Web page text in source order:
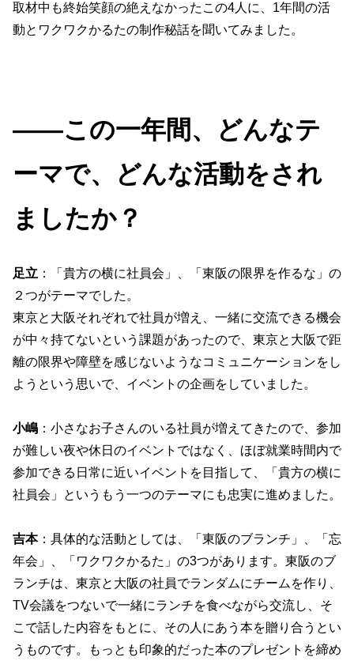
取材中も終始笑顔の絶えなかったこの4人に、1年間の活
動とワクワクかるたの制作秘話を聞いてみました。
――この一年間、どんなテ
ーマで、どんな活動をされ
ましたか？
足立 ：「貴方の横に社員会」、「東阪の限界を作るな」の
２つがテーマでした。
東京と大阪それぞれで社員が増え、一緒に交流できる機会
が中々持てないという課題があったので、東京と大阪で距
離の限界や障壁を感じないようなコミュニケーションをし
ようという思いで、イベントの企画をしていました。
小嶋 ：小さなお子さんのいる社員が増えてきたので、参加
が難しい夜や休日のイベントではなく、ほぼ就業時間内で
参加できる日常に近いイベントを目指して、「貴方の横に
社員会」というもう一つのテーマにも忠実に進めました。
吉本：具体的な活動としては、「東阪のブランチ」、「忘
年会」、「ワクワクかるた」の3つがあります。東阪のブ
ランチは、東京と大阪の社員でランダムにチームを作り、
TV会議をつないで一緒にランチを食べながら交流し、そ
こで話した内容をもとに、その人にあう本を贈り合うとい
うものです。もっとも印象的だった本のプレゼントを締め